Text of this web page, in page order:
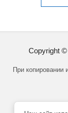
Copyright ©
При копировании